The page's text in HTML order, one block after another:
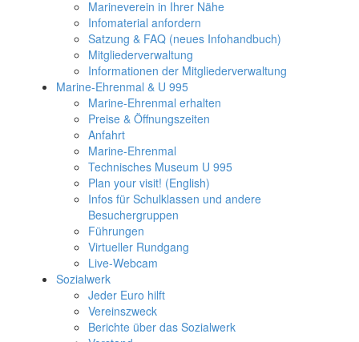
Marineverein in Ihrer Nähe
Infomaterial anfordern
Satzung & FAQ (neues Infohandbuch)
Mitgliederverwaltung
Informationen der Mitgliederverwaltung
Marine-Ehrenmal & U 995
Marine-Ehrenmal erhalten
Preise & Öffnungszeiten
Anfahrt
Marine-Ehrenmal
Technisches Museum U 995
Plan your visit! (English)
Infos für Schulklassen und andere
Besuchergruppen
Führungen
Virtueller Rundgang
Live-Webcam
Sozialwerk
Jeder Euro hilft
Vereinszweck
Berichte über das Sozialwerk